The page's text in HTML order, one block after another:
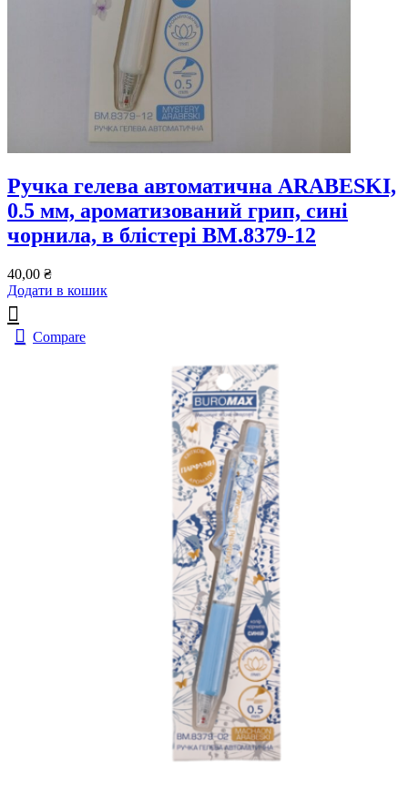
Ручка гелева автоматична ARABESKI,
0.5 мм, ароматизований грип, сині
чорнила, в блістері BM.8379-12
40,00 ₴
Додати в кошик
Compare